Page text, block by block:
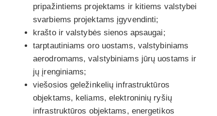
pripažintiems projektams ir kitiems valstybei
svarbiems projektams įgyvendinti;
krašto ir valstybės sienos apsaugai;
tarptautiniams oro uostams, valstybiniams
aerodromams, valstybiniams jūrų uostams ir
jų įrenginiams;
viešosios geležinkelių infrastruktūros
objektams, keliams, elektroninių ryšių
infrastruktūros objektams, energetikos